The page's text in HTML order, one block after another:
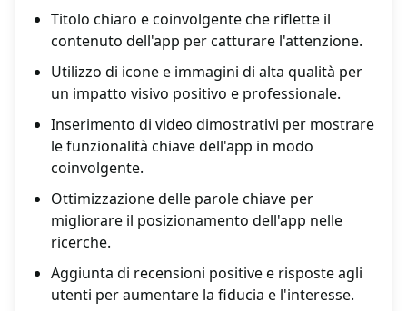
Titolo chiaro e coinvolgente che riflette il
contenuto dell'app per catturare l'attenzione.
Utilizzo di icone e immagini di alta qualità per
un impatto visivo positivo e professionale.
Inserimento di video dimostrativi per mostrare
le funzionalità chiave dell'app in modo
coinvolgente.
Ottimizzazione delle parole chiave per
migliorare il posizionamento dell'app nelle
ricerche.
Aggiunta di recensioni positive e risposte agli
utenti per aumentare la fiducia e l'interesse.